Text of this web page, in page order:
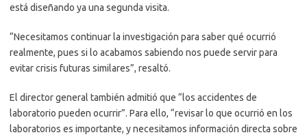
está diseñando ya una segunda visita.
“Necesitamos continuar la investigación para saber qué ocurrió
realmente, pues si lo acabamos sabiendo nos puede servir para
evitar crisis futuras similares”, resaltó.
El director general también admitió que “los accidentes de
laboratorio pueden ocurrir”. Para ello, “revisar lo que ocurrió en los
laboratorios es importante, y necesitamos información directa sobre